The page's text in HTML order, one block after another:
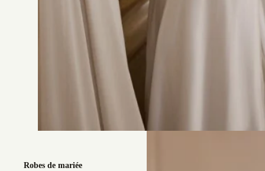
Robes de mariée
SUPPRIMER LES FILTRES
AFFICHER LES PRODUITS